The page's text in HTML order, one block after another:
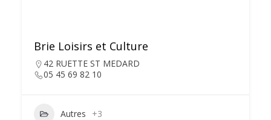
Brie Loisirs et Culture
42 RUETTE ST MEDARD
05 45 69 82 10
Autres +3